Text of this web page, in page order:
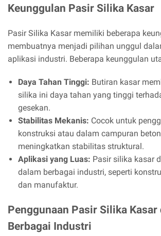
Keunggulan Pasir Silika Kasar
Pasir Silika Kasar memiliki beberapa
membuatnya menjadi pilihan unggul
aplikasi industri. Beberapa keunggulan
Daya Tahan Tinggi: Butiran kasar
silika ini daya tahan yang tinggi
gesekan.
Stabilitas Mekanis: Cocok untuk
konstruksi atau dalam campuran
meningkatkan stabilitas struktural.
Aplikasi yang Luas: Pasir silika kasar
dalam berbagai industri, seperti
dan manufaktur.
Penggunaan Pasir Silika Kasar
Berbagai Industri